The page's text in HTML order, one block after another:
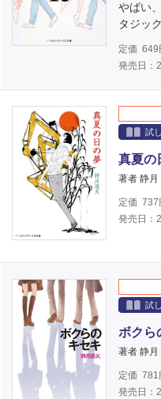
やばい
タジッ
定価 649
発売日：
試
真夏の
著者 静
定価 737
発売日：
試
ボクら
著者 静
定価 781
発売日：